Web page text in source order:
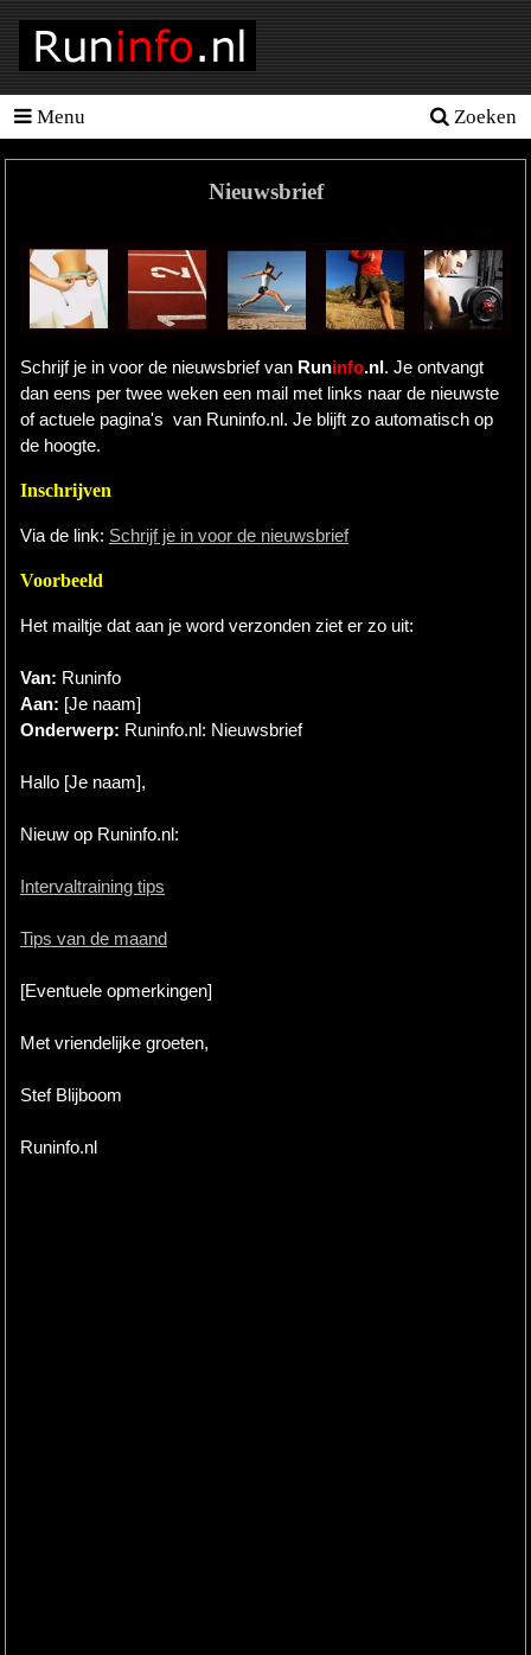
Menu Zoeken
Homepage
Hardloopschema's
Hardloopblessures
Hartslagmeter
Wedstrijden
Sportvoeding
Ideale
gewicht
Hardlopen
Extra
Tips
Boeken
Nieuwsbrief
Schrijf je in voor de nieuwsbrief van Runinfo.nl. Je ontvangt
dan eens per twee weken een mail met links naar de nieuwste
of actuele pagina's van Runinfo.nl. Je blijft zo automatisch op
de hoogte.
Inschrijven
Via de link: Schrijf je in voor de nieuwsbrief
Voorbeeld
Het mailtje dat aan je word verzonden ziet er zo uit:
Van: Runinfo
Aan: [Je naam]
Onderwerp: Runinfo.nl: Nieuwsbrief
Hallo [Je naam],
Nieuw op Runinfo.nl:
Intervaltraining tips
Tips van de maand
[Eventuele opmerkingen]
Met vriendelijke groeten,
Stef Blijboom
Runinfo.nl